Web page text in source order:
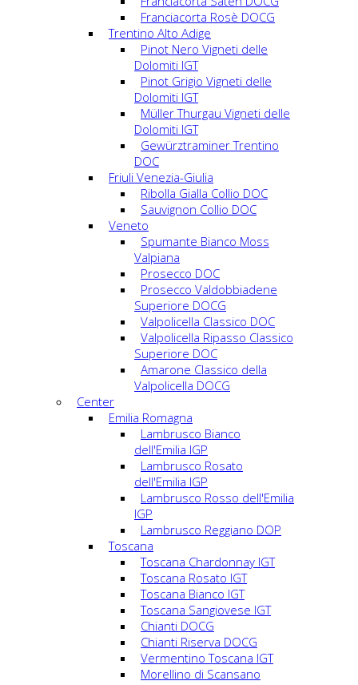
Franciacorta Rosè DOCG
Trentino Alto Adige
Pinot Nero Vigneti delle
Dolomiti IGT
Pinot Grigio Vigneti delle
Dolomiti IGT
Müller Thurgau Vigneti delle
Dolomiti IGT
Gewürztraminer Trentino
DOC
Friuli Venezia-Giulia
Ribolla Gialla Collio DOC
Sauvignon Collio DOC
Veneto
Spumante Bianco Moss
Valpiana
Prosecco DOC
Prosecco Valdobbiadene
Superiore DOCG
Valpolicella Classico DOC
Valpolicella Ripasso Classico
Superiore DOC
Amarone Classico della
Valpolicella DOCG
Center
Emilia Romagna
Lambrusco Bianco
dell'Emilia IGP
Lambrusco Rosato
dell'Emilia IGP
Lambrusco Rosso dell'Emilia
IGP
Lambrusco Reggiano DOP
Toscana
Toscana Chardonnay IGT
Toscana Rosato IGT
Toscana Bianco IGT
Toscana Sangiovese IGT
Chianti DOCG
Chianti Riserva DOCG
Vermentino Toscana IGT
Morellino di Scansano